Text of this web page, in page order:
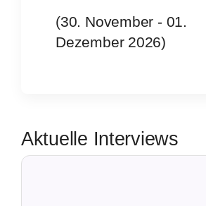
(30. November - 01.
Dezember 2026)
Aktuelle Interviews